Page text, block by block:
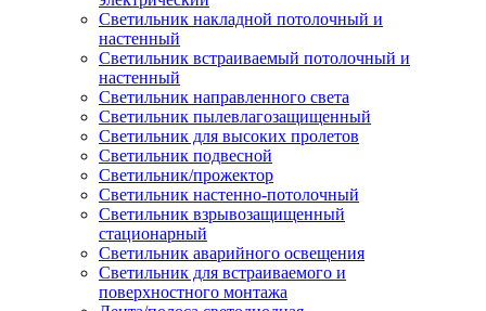
Светильник накладной потолочный и
настенный
Светильник встраиваемый потолочный и
настенный
Светильник направленного света
Светильник пылевлагозащищенный
Светильник для высоких пролетов
Светильник подвесной
Светильник/прожектор
Светильник настенно-потолочный
Светильник взрывозащищенный
стационарный
Светильник аварийного освещения
Светильник для встраиваемого и
поверхностного монтажа